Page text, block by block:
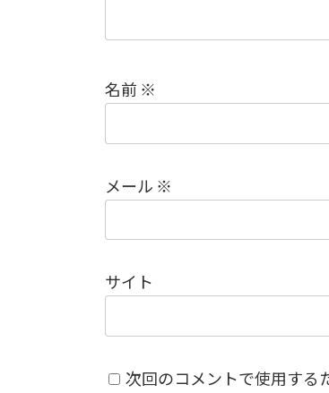
名前 ※
メール ※
サイト
次回のコメントで使用する